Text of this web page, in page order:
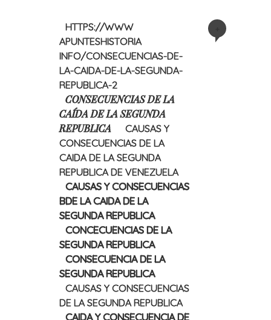
HTTPS://WWW
APUNTESHISTORIA
INFO/CONSECUENCIAS-DE-
LA-CAIDA-DE-LA-SEGUNDA-
REPUBLICA-2
CONSECUENCIAS DE LA
CAÍDA DE LA SEGUNDA
REPUBLICA
CAUSAS Y
CONSECUENCIAS DE LA
CAIDA DE LA SEGUNDA
REPUBLICA DE VENEZUELA
CAUSAS Y CONSECUENCIAS
BDE LA CAIDA DE LA
SEGUNDA REPUBLICA
CONCECUENCIAS DE LA
SEGUNDA REPUBLICA
CONSECUENCIA DE LA
SEGUNDA REPUBLICA
CAUSAS Y CONSECUENCIAS
DE LA SEGUNDA REPUBLICA
CAIDA Y CONSECUENCIA DE